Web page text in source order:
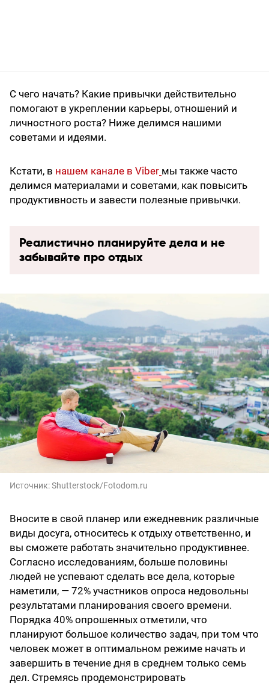
С чего начать? Какие привычки действительно
помогают в укреплении карьеры, отношений и
личностного роста? Ниже делимся нашими
советами и идеями.
Кстати, в нашем канале в Viber мы также часто
делимся материалами и советами, как повысить
продуктивность и завести полезные привычки.
Реалистично планируйте дела и не
забывайте про отдых
Источник:Shutterstock/Fotodom.ru
Вносите в свой планер или ежедневник различные
виды досуга, относитесь к отдыху ответственно, и
вы сможете работать значительно продуктивнее.
Согласно исследованиям, больше половины
людей не успевают сделать все дела, которые
наметили, — 72% участников опроса недовольны
результатами планирования своего времени.
Порядка 40% опрошенных отметили, что
планируют большое количество задач, при том что
человек может в оптимальном режиме начать и
завершить в течение дня в среднем только семь
дел. Стремясь продемонстрировать